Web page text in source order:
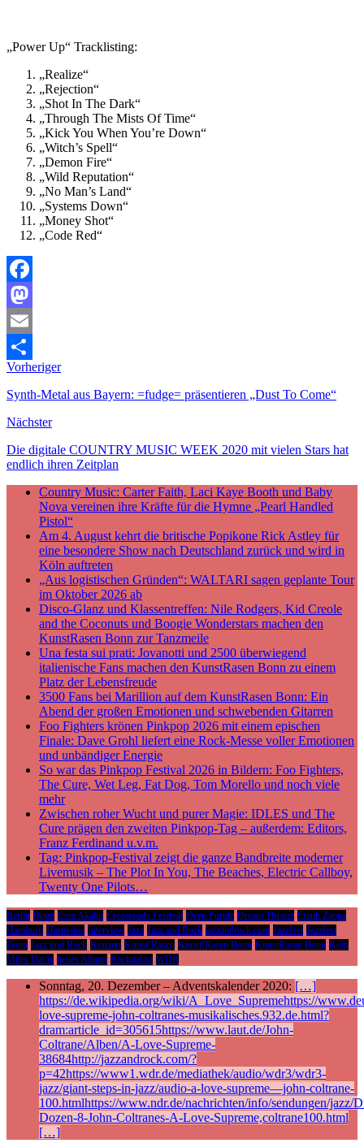
„Power Up“ Tracklisting:
„Realize“
„Rejection“
„Shot In The Dark“
„Through The Mists Of Time“
„Kick You When You’re Down“
„Witch’s Spell“
„Demon Fire“
„Wild Reputation“
„No Man’s Land“
„Systems Down“
„Money Shot“
„Code Red“
Facebook
Mastodon
Email
Teilen
Vorheriger
Synth-Metal aus Bayern: =fudge= präsentieren „Dust To Come“
Nächster
Die digitale COUNTRY MUSIC WEEK 2020 mit vielen Stars hat
endlich ihren Zeitplan
Country Music: Carter Faith, Laci Kaye Booth und Baby
Nova vereinen ihre Kräfte für die Hymne „Pearl Handled
Pistol“
Am 4. August kehrt die britische Popikone Rick Astley für
eine besondere Show nach Deutschland zurück und wird in
Köln auftreten
„Aus logistischen Gründen“: WALTARI sagen geplante Tour
im Oktober 2026 ab
Disco-Glanz und Klassentreffen: Nile Rodgers, Kid Creole
and the Coconuts und Boogie Wonderstars machen den
KunstRasen Bonn zur Tanzmeile
Una festa sui prati: Jovanotti und 2500 überwiegend
italienische Fans machen den KunstRasen Bonn zu einem
Platz der Lebensfreude
3500 Fans bei Marillion auf dem KunstRasen Bonn: Ein
Abend der großen Emotionen und schwebenden Gitarren
Foo Fighters krönen Pinkpop 2026 mit einem epischen
Finale: Dave Grohl liefert eine Rock-Messe voller Emotionen
und unbändiger Energie
So war das Pinkpop Festival 2026 in Bildern: Foo Fighters,
The Cure, Wet Leg, Fat Dog, Tom Morello und noch viele
mehr
Zwischen roher Wucht und purer Magie: IDLES und The
Cure prägen den zweiten Pinkpop-Tag – außerdem: Editors,
Franz Ferdinand u.v.m.
Tag: Pinkpop-Festival zeigt die ganze Bandbreite moderner
Livemusik – The Plot In You, The Beaches, Electric Callboy,
Twenty One Pilots…
Berlin Bonn Cem Akalin Crossroads Festival Deep Purple Dream Theater Frank Zappa
Hamburg Harmonie Interview Jazz Jazz and Rock jazzandrock.com Jazzfest Jazzfest
Bonn Jazz und Rock Konzert Kunst!Rasen Kunst!Rasen Bonn KunstRasen Bonn Köln
Miles Davis neues Album Rockpalast WDR
Sonntag, 20. Dezember – Adventskalender 2020: […]
https://de.wikipedia.org/wiki/A_Love_Supremehttps://
love-supreme-john-coltranes-musikalisches.932.de.html?
dram:article_id=305615https://www.laut.de/John-
Coltrane/Alben/A-Love-Supreme-
38684http://jazzandrock.com/?
p=42https://www1.wdr.de/mediathek/audio/wdr3/wdr3-
jazz/giant-steps-in-jazz/audio-a-love-supreme—john-coltrane-
100.htmlhttps://www.ndr.de/nachrichten/info/sendungen/jazz/
Dozen-8-John-Coltranes-A-Love-Supreme,coltrane100.html
[…]